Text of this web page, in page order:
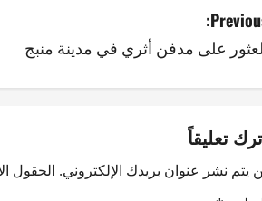
على مدفن أثري في مدينة منبج
تعليقاً
يتم نشر عنوان بريدك الإلكتروني. الحقول